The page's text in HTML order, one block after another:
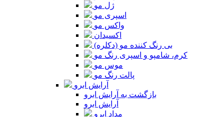
ژل مو
اسپری مو
واکس مو
اکسیدان
بی رنگ کننده مو (دکلره)
کرم، شامپو و اسپری رنگ مو
موس مو
پالت رنگ مو
آرایش ابرو
بازگشت به آرایش ابرو
آرایش ابرو
مداد ابرو